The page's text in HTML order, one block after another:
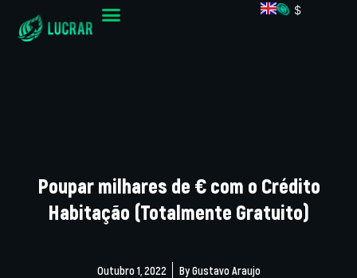
$
Poupar milhares de € com o Crédito
Habitação (Totalmente Gratuito)
Outubro 1, 2022 ByGustavo Araujo